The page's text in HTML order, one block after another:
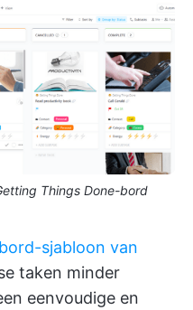
Things Done-bord
sjabloon van
taken minder
eenvoudige en